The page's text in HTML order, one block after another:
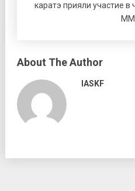
каратэ прияли участие
About The Author
IASKF